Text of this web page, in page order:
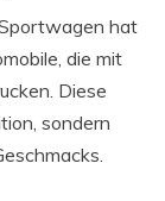
hat
die mit
Diese
sondern